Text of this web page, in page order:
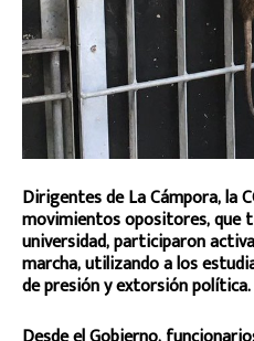
Dirigentes de La Cámpora, la
movimientos opositores, que
universidad, participaron
marcha, utilizando a los
de presión y extorsión política.